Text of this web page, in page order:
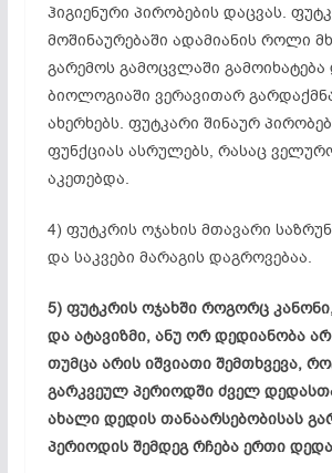
ჰიგიენური პირობების დაცვას.
მოშინაურებაში ადამიანის როლი
გარემოს გამოცვლაში გამოიხატება
ბიოლოგიაში ვერავითარ
ახერხებს. ფუტკარი შინაურ
ფუნქციას ასრულებს, რასაც
აკეთებდა.
4) ფუტკრის ოჯახის მთავარი
და საკვები მარაგის დაგროვებაა.
5) ფუტკრის ოჯახში როგორც
და ატავიზმი, ანუ ორდედიანობაარ
თუმცა არის იშვიათი შემთხვევა,
გარკვეულ პერიოდში ძველ
ახალი დედის თანაარსებობისას
პერიოდის შემდეგ რჩება ერთი